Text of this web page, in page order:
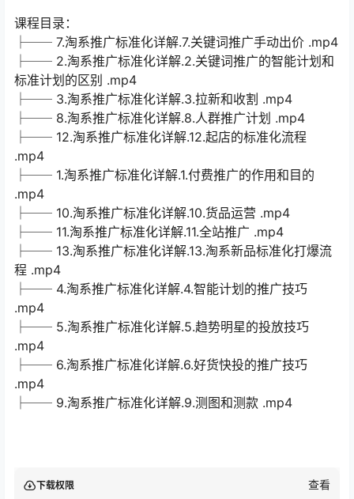
课程目录：
├── 7.淘系推广标准化详解.7.关键词推广手动出价 .mp4
├── 2.淘系推广标准化详解.2.关键词推广的智能计划和
标准计划的区别 .mp4
├── 3.淘系推广标准化详解.3.拉新和收割 .mp4
├── 8.淘系推广标准化详解.8.人群推广计划 .mp4
├── 12.淘系推广标准化详解.12.起店的标准化流程
.mp4
├── 1.淘系推广标准化详解.1.付费推广的作用和目的
.mp4
├── 10.淘系推广标准化详解.10.货品运营 .mp4
├── 11.淘系推广标准化详解.11.全站推广 .mp4
├── 13.淘系推广标准化详解.13.淘系新品标准化打爆流
程 .mp4
├── 4.淘系推广标准化详解.4.智能计划的推广技巧
.mp4
├── 5.淘系推广标准化详解.5.趋势明星的投放技巧
.mp4
├── 6.淘系推广标准化详解.6.好货快投的推广技巧
.mp4
├── 9.淘系推广标准化详解.9.测图和测款 .mp4
下载权限 查看